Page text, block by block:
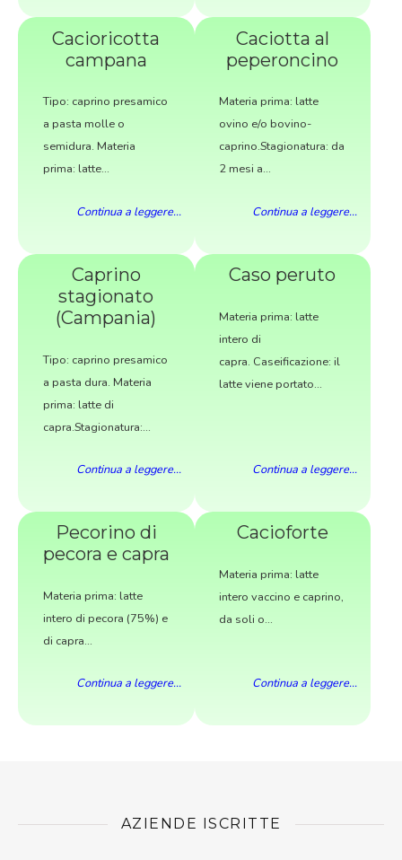
Cacioricotta
campana
Tipo: caprino presamico
a pasta molle o
semidura. Materia
prima: latte...
Continua a leggere...
Caciotta al
peperoncino
Materia prima: latte
ovino e/o bovino-
caprino.Stagionatura: da
2 mesi a...
Continua a leggere...
Caprino
stagionato
(Campania)
Tipo: caprino presamico
a pasta dura. Materia
prima: latte di
capra.Stagionatura:...
Continua a leggere...
Caso peruto
Materia prima: latte
intero di
capra. Caseificazione: il
latte viene portato...
Continua a leggere...
Pecorino di
pecora e capra
Materia prima: latte
intero di pecora (75%) e
di capra...
Continua a leggere...
Cacioforte
Materia prima: latte
intero vaccino e caprino,
da soli o...
Continua a leggere...
AZIENDE ISCRITTE